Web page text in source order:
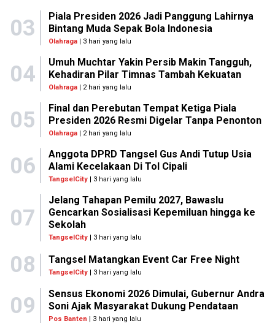
03
Piala Presiden 2026 Jadi Panggung Lahirnya
Bintang Muda Sepak Bola Indonesia
Olahraga| 3 hari yang lalu
04
Umuh Muchtar Yakin Persib Makin Tangguh,
Kehadiran Pilar Timnas Tambah Kekuatan
Olahraga| 2 hari yang lalu
05
Final dan Perebutan Tempat Ketiga Piala
Presiden 2026 Resmi Digelar Tanpa Penonton
Olahraga| 2 hari yang lalu
06
Anggota DPRD Tangsel Gus Andi Tutup Usia
Alami Kecelakaan Di Tol Cipali
TangselCity| 3 hari yang lalu
07
Jelang Tahapan Pemilu 2027, Bawaslu
Gencarkan Sosialisasi Kepemiluan hingga ke
Sekolah
TangselCity| 3 hari yang lalu
08 Tangsel Matangkan Event Car Free Night
TangselCity | 3 hari yang lalu
09
Sensus Ekonomi 2026 Dimulai, Gubernur Andra
Soni Ajak Masyarakat Dukung Pendataan
Pos Banten | 3 hari yang lalu